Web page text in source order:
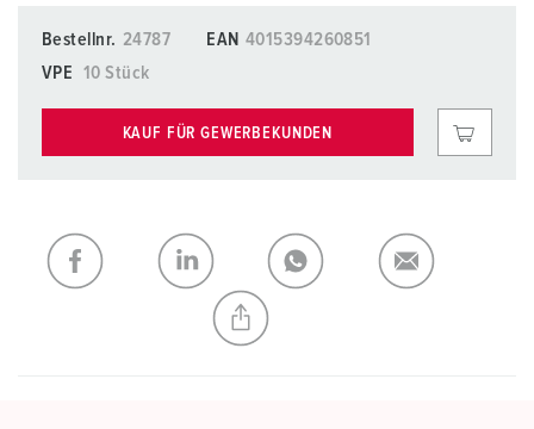
Bestellnr. 24787 EAN 4015394260851
VPE
10 Stück
KAUF FÜR GEWERBEKUNDEN